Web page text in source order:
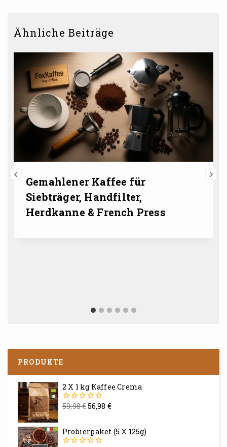
Ähnliche Beiträge
Gemahlener Kaffee für
Siebträger, Handfilter,
Herdkanne & French Press
PRODUKTE
2 X 1 kg Kaffee Crema
0
59,98€56,98 €
Probierpaket (5 X 125g)